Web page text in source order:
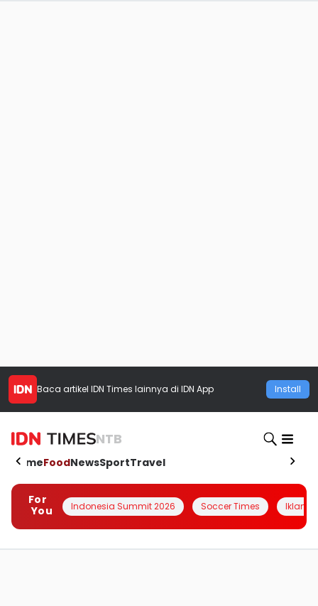
Baca artikel IDN Times lainnya di IDN App Install
NTB
HomeFoodNewsSportTravel
For
You
Indonesia Summit 2026 Soccer Times Iklanin